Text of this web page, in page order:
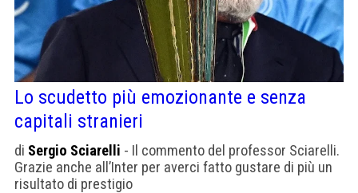
Lo scudetto più emozionante e senza
capitali stranieri
di Sergio Sciarelli - Il commento del professor Sciarelli.
Grazie anche all’Inter per averci fatto gustare di più un
risultato di prestigio